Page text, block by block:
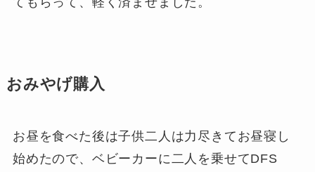
おみやげ購入
お昼を食べた後は子供二人は力尽きてお昼寝し
始めたので、ベビーカーに二人を乗せてDFS